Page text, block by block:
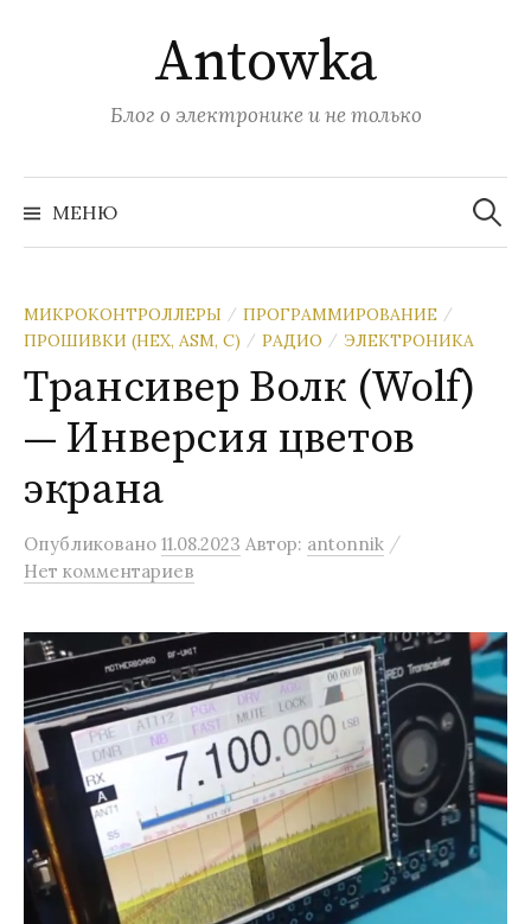
содержимомуAntowka
Блог о электронике и не только
МЕНЮ
Найти:
МИКРОКОНТРОЛЛЕРЫ / ПРОГРАММИРОВАНИЕ /
ПРОШИВКИ (HEX, ASM, C) / РАДИО / ЭЛЕКТРОНИКА
Tрансивер Волк (Wolf)
— Инверсия цветов
экрана
Опубликовано 11.08.2023 Автор: antonnik /
Нет комментариев